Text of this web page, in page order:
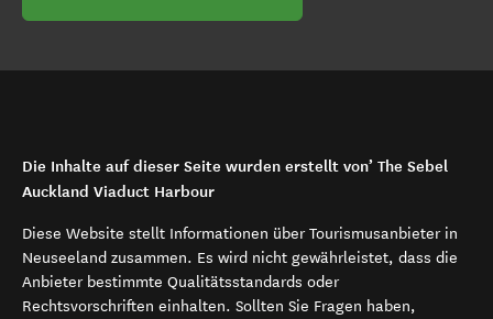
Die Inhalte auf dieser Seite wurden erstellt von’ The Sebel
Auckland Viaduct Harbour
Diese Website stellt Informationen über Tourismusanbieter in
Neuseeland zusammen. Es wird nicht gewährleistet, dass die
Anbieter bestimmte Qualitätsstandards oder
Rechtsvorschriften einhalten. Sollten Sie Fragen haben,